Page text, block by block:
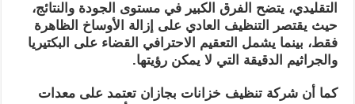
التقليدي، يتضح الفرق الكبير في مستوى الجودة والنتائج،
حيث يقتصر التنظيف العادي على إزالة الأوساخ الظاهرة
فقط، بينما يشمل التعقيم الاحترافي القضاء على البكتيريا
والجراثيم الدقيقة التي لا يمكن رؤيتها.
كما أن شركة تنظيف خزانات بجازان تعتمد على معدات